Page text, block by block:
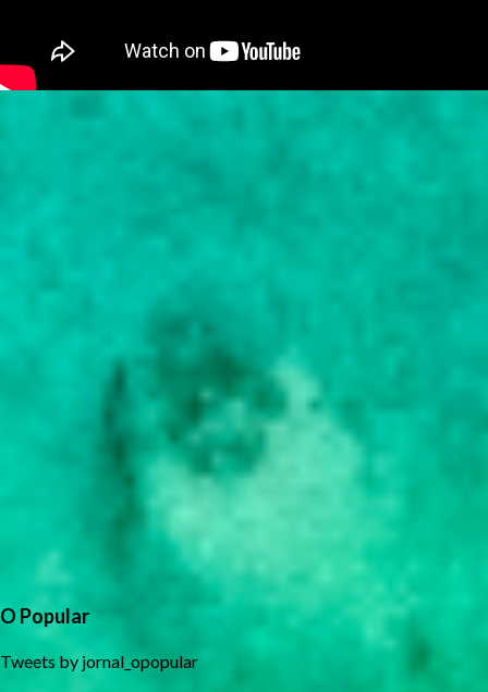
O Popular
Tweets by jornal_opopular